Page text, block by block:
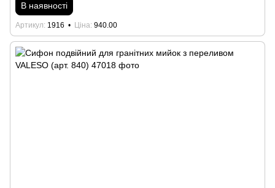
В наявності
Артикул 1916 Ціна 940.00